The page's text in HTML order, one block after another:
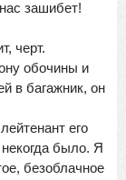
зашибет!
черт.
обочины и
в багажник, он
его
было. Я
безоблачное